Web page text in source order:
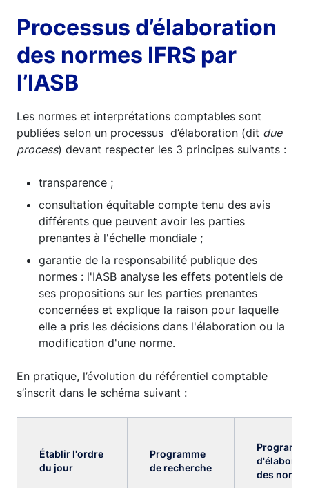
Processus d’élaboration
des normes IFRS par
l’IASB
Les normes et interprétations comptables sont
publiées selon un processus d’élaboration (dit due
process) devant respecter les 3 principes suivants :
transparence ;
consultation équitable compte tenu des avis
différents que peuvent avoir les parties
prenantes à l'échelle mondiale ;
garantie de la responsabilité publique des
normes : l'IASB analyse les effets potentiels de
ses propositions sur les parties prenantes
concernées et explique la raison pour laquelle
elle a pris les décisions dans l'élaboration ou la
modification d'une norme.
En pratique, l’évolution du référentiel comptable
s’inscrit dans le schéma suivant :
Établir l'ordre
du jour
Programme
de recherche
des